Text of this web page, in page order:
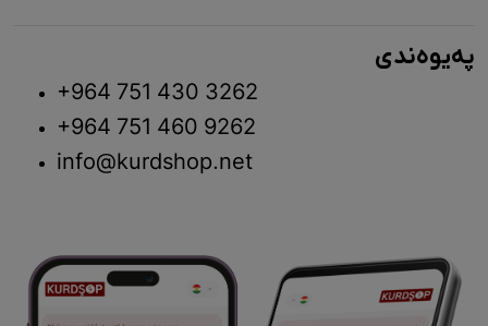
پەیوەندی
+964 751 430 3262
+964 751 460 9262
info@kurdshop.net